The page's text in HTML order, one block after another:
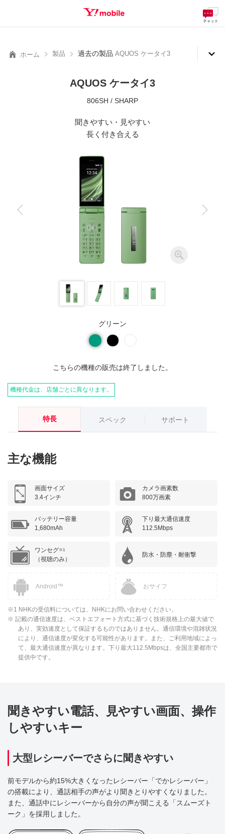
ホーム 製品 過去の製品 AQUOS ケータイ3
AQUOS ケータイ3
806SH / SHARP
聞きやすい・見やすい
長く付き合える
グリーン
こちらの機種の販売は終了しました。
機種代金は、店舗ごとに異なります。
特長 スペック サポート
主な機能
画面サイズ
3.4インチ
カメラ画素数
800万画素
バッテリー容量
1,680mAh
下り最大通信速度
112.5Mbps
ワンセグ※1
（視聴のみ）
防水・防塵・耐衝撃
Android™ おサイフ
※1 NHKの受信料については、NHKにお問い合わせください。
※ 記載の通信速度は、ベストエフォート方式に基づく技術規格上の最大値で
あり、実効速度として保証するものではありません。通信環境や混雑状況
により、通信速度が変化する可能性があります。また、ご利用地域によっ
て、最大通信速度が異なります。下り最大112.5Mbpsは、全国主要都市で
提供中です。
聞きやすい電話、見やすい画面、操作
しやすいキー
大型レシーバーでさらに聞きやすい
前モデルから約15%大きくなったレシーバー「でかレシーバー」
の搭載により、通話相手の声がより聞きとりやすくなりました。
また、通話中にレシーバーから自分の声が聞こえる「スムーズト
ーク」を採用しました。